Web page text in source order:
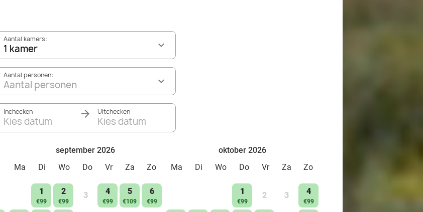
Aantal kamers:
1 kamer
Aantal personen:
Aantal personen
Inchecken
Kies datum
Uitchecken
Kies datum
september 2026
Ma
Di Wo Do Vr Za Zo
1
€99
2
€99
3 4
€99
5
€109
6
€99
oktober 2026
Ma
Di Wo Do Vr Za Zo
1
€99
2 3 4
€99